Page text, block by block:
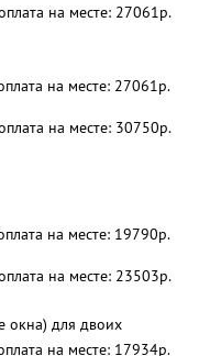
на месте: 27061р.
на месте: 27061р.
на месте: 30750р.
на месте: 19790р.
на месте: 23503р.
окна) для двоих
на месте: 17934р.